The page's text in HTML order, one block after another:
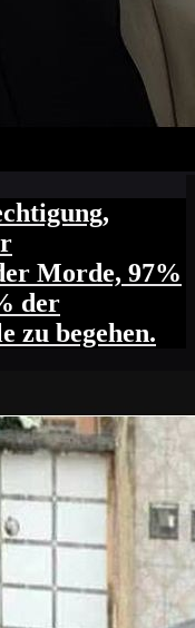
Morde, 97%
der
zu begehen.